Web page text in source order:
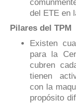
del ETE en
Pilares del TPM
Existen
para la
cubren
tienen
con la
propósito